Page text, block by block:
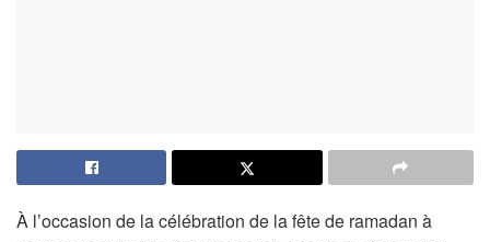
À l’occasion de la célébration de la fête de ramadan à